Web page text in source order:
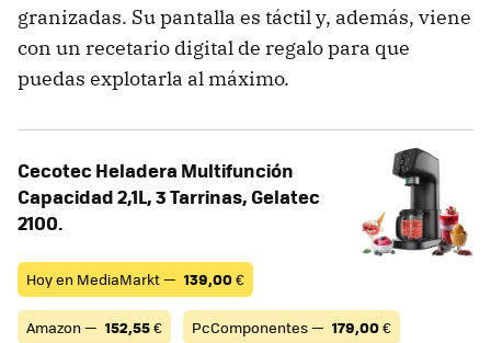
granizadas. Su pantalla es táctil y, además, viene
con un recetario digital de regalo para que
puedas explotarla al máximo.
Cecotec Heladera Multifunción
Capacidad 2,1L, 3 Tarrinas, Gelatec
2100.
Hoy en MediaMarkt — 139,00€
Amazon — 152,55€ PcComponentes — 179,00€